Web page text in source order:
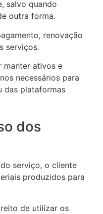
salvo quando
outra forma.
renovação
serviços.
manter ativos e
necessários para
das plataformas
dos
serviço, o cliente
produzidos para
de utilizar os